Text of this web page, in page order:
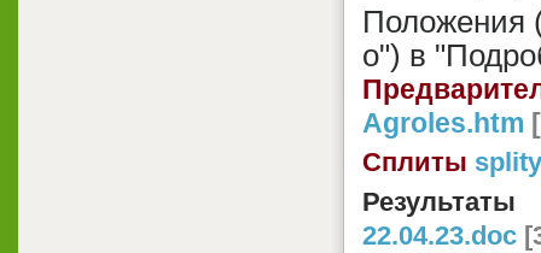
Положения
о") в
Agroles.htm
Сплиты
22.04.23.doc